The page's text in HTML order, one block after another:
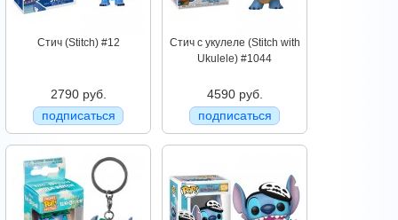
Стич (Stitch) #12
2790 руб.
подписаться
Стич c укулеле (Stitch with
Ukulele) #1044
4590 руб.
подписаться